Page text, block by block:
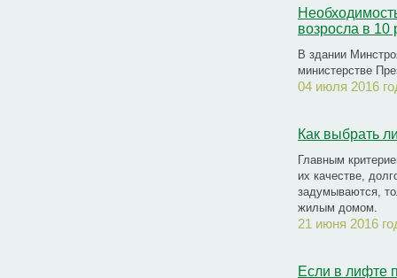
возросла в 10
В здании
министерстве
04 июля 2016
Как выбрать
Главным
их качестве,
задумываются,
жилым домом.
21 июня 2016
Если в лифте